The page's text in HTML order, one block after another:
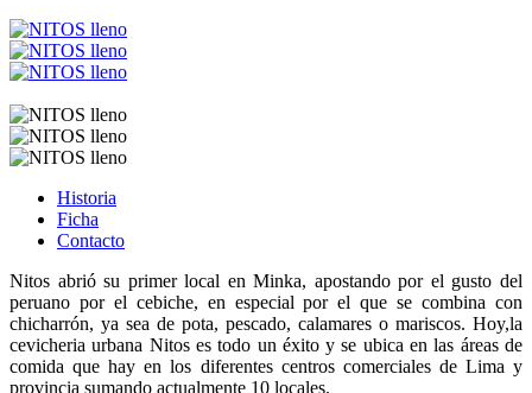
Historia
Ficha
Contacto
Nitos abrió su primer local en Minka, apostando por el gusto del
peruano por el cebiche, en especial por el que se combina con
chicharrón, ya sea de pota, pescado, calamares o mariscos. Hoy,la
cevicheria urbana Nitos es todo un éxito y se ubica en las áreas de
comida que hay en los diferentes centros comerciales de Lima y
provincia sumando actualmente 10 locales.